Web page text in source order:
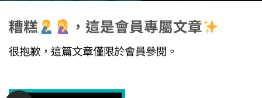
糟糕 ，這是會員專屬文章
很抱歉，這篇文章僅限於會員參閱。